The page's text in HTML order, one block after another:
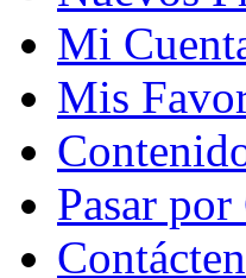
Mi
Mis
Pasar por